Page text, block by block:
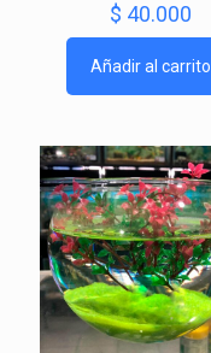
$ 40.000
Añadir al carrito